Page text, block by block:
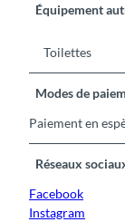
Équipement
Toilettes
Modes de
Paiement en
Réseaux
Facebook
Instagram